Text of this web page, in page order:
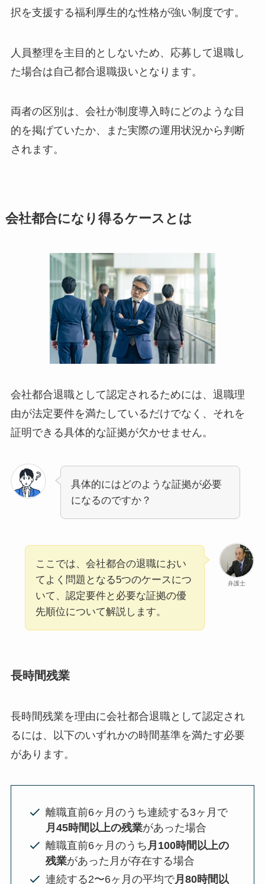
択を支援する福利厚生的な性格が強い制度です。
人員整理を主目的としないため、応募して退職し
た場合は自己都合退職扱いとなります。
両者の区別は、会社が制度導入時にどのような目
的を掲げていたか、また実際の運用状況から判断
されます。
会社都合になり得るケースとは
会社都合退職として認定されるためには、退職理
由が法定要件を満たしているだけでなく、それを
証明できる具体的な証拠が欠かせません。
具体的にはどのような証拠が必要
になるのですか？
弁護士
ここでは、会社都合の退職におい
てよく問題となる5つのケースにつ
いて、認定要件と必要な証拠の優
先順位について解説します。
長時間残業
長時間残業を理由に会社都合退職として認定され
るには、以下のいずれかの時間基準を満たす必要
があります。
離職直前6ヶ月のうち連続する3ヶ月で
月45時間以上の残業があった場合
離職直前6ヶ月のうち 月100時間以上の
残業があった月が存在する場合
連続する2〜6ヶ月の平均で月80時間以